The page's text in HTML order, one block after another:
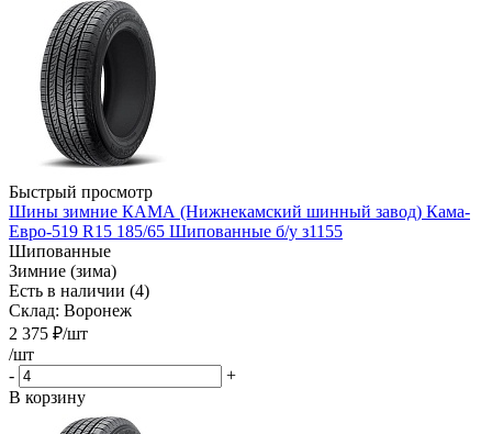
Быстрый просмотр
Шины зимние КАМА (Нижнекамский шинный завод) Кама-
Евро-519 R15 185/65 Шипованные б/у з1155
Шипованные
Зимние (зима)
Есть в наличии (4)
Склад: Воронеж
2 375 ₽/шт
/шт
-
+
В корзину